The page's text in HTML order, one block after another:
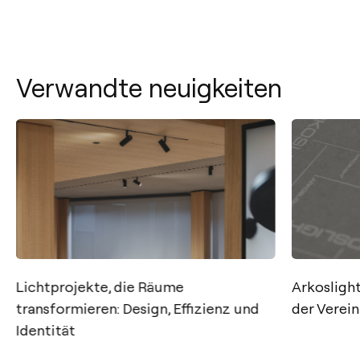
Verwandte neuigkeiten
Lichtprojekte, die Räume
transformieren: Design, Effizienz und
Identität
der
Tel.: +34 961 667 207